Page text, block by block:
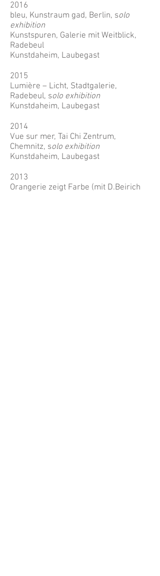
2016
bleu, Kunstraum gad, Berlin, solo
exhibition
Kunstspuren, Galerie mit Weitblick,
Radebeul
Kunstdaheim, Laubegast
2015
Lumière – Licht, Stadtgalerie,
Radebeul, solo exhibition
Kunstdaheim, Laubegast
2014
Vue sur mer, Tai Chi Zentrum,
Chemnitz, solo exhibition
Kunstdaheim, Laubegast
2013
Orangerie zeigt Farbe (mit D.Beirich